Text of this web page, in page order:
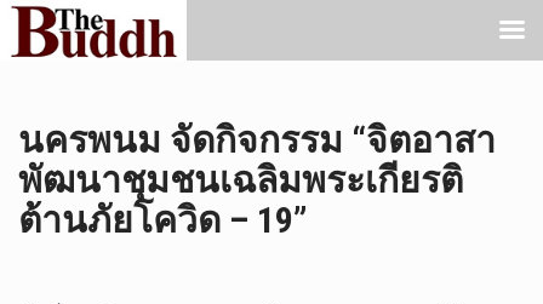
นครพนม จัดกิจกรรม “จิตอาสา
พัฒนาชุมชนเฉลิมพระเกียรติ
ต้านภัยโควิด – 19”